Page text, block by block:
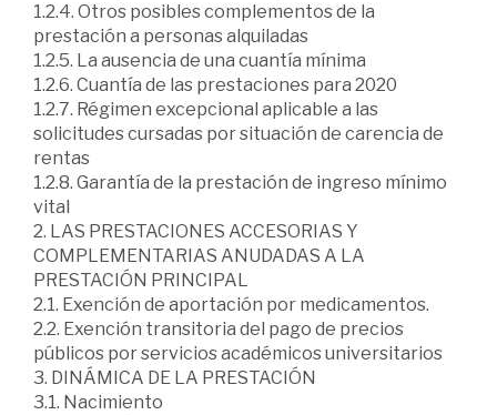
1.2.4. Otros posibles complementos de la
prestación a personas alquiladas
1.2.5. La ausencia de una cuantía mínima
1.2.6. Cuantía de las prestaciones para 2020
1.2.7. Régimen excepcional aplicable a las
solicitudes cursadas por situación de carencia de
rentas
1.2.8. Garantía de la prestación de ingreso mínimo
vital
2. LAS PRESTACIONES ACCESORIAS Y
COMPLEMENTARIAS ANUDADAS A LA
PRESTACIÓN PRINCIPAL
2.1. Exención de aportación por medicamentos.
2.2. Exención transitoria del pago de precios
públicos por servicios académicos universitarios
3. DINÁMICA DE LA PRESTACIÓN
3.1. Nacimiento